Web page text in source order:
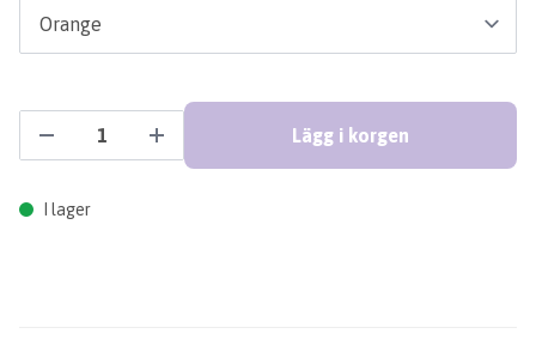
Lägg i korgen
I lager